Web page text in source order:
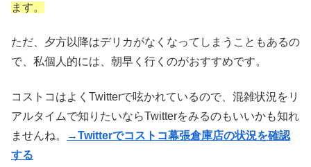
ます。
ただ、夕方以降はデリカがなくなってしまうこともあるの
で、私個人的には、朝早く行くのがおすすめです。
コストコはよくTwitterで呟かれているので、混雑状況をリ
アルタイムで知りたいならTwitterをみるのもいいかも知れ
ませんね。
→Twitterでコストコ幕張倉庫店の状況を確認
する